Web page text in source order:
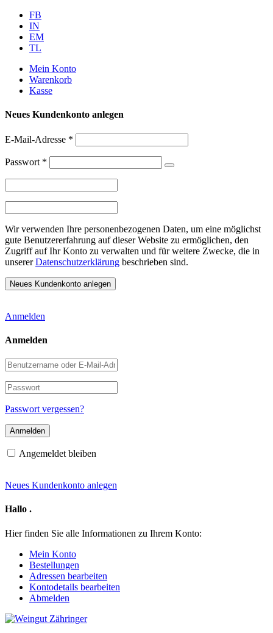
Weiter
zum
Inhalt
FB
IN
EM
TL
Mein Konto
Warenkorb
Kasse
Neues Kundenkonto anlegen
E-Mail-Adresse *
Passwort *
Wir verwenden Ihre personenbezogenen Daten, um eine möglichst
gute Benutzererfahrung auf dieser Website zu ermöglichen, den
Zugriff auf Ihr Konto zu verwalten und für weitere Zwecke, die in
unsererDatenschutzerklärung beschrieben sind.
Anmelden
Anmelden
Benutzername
oder
E-
Mail-
Adresse
Passwort
Passwort vergessen?
Angemeldet bleiben
Neues Kundenkonto anlegen
Hallo .
Hier finden Sie alle Informationen zu Ihrem Konto:
Mein Konto
Bestellungen
Adressen bearbeiten
Kontodetails bearbeiten
Abmelden